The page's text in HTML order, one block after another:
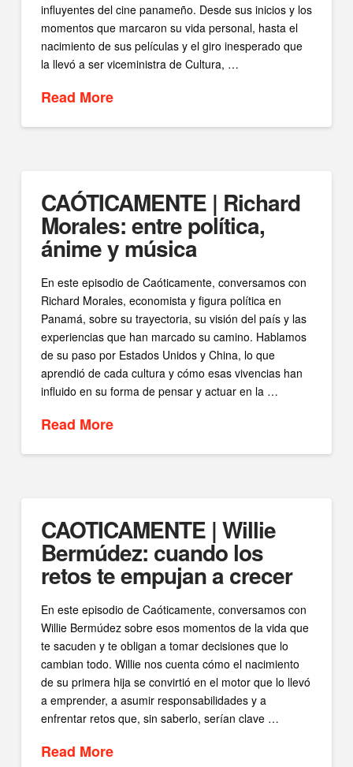
influyentes del cine panameño. Desde sus inicios y los
momentos que marcaron su vida personal, hasta el
nacimiento de sus películas y el giro inesperado que
la llevó a ser viceministra de Cultura, …
Read More
CAÓTICAMENTE | Richard
Morales: entre política,
ánime y música
En este episodio de Caóticamente, conversamos con
Richard Morales, economista y figura política en
Panamá, sobre su trayectoria, su visión del país y las
experiencias que han marcado su camino. Hablamos
de su paso por Estados Unidos y China, lo que
aprendió de cada cultura y cómo esas vivencias han
influido en su forma de pensar y actuar en la …
Read More
CAOTICAMENTE | Willie
Bermúdez: cuando los
retos te empujan a crecer
En este episodio de Caóticamente, conversamos con
Willie Bermúdez sobre esos momentos de la vida que
te sacuden y te obligan a tomar decisiones que lo
cambian todo. Willie nos cuenta cómo el nacimiento
de su primera hija se convirtió en el motor que lo llevó
a emprender, a asumir responsabilidades y a
enfrentar retos que, sin saberlo, serían clave …
Read More